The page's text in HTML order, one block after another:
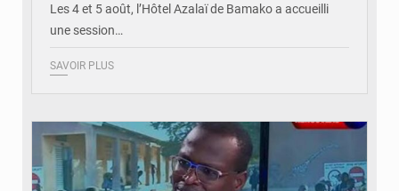
Les 4 et 5 août, l’Hôtel Azalaï de Bamako a accueilli
une session…
SAVOIR PLUS
© Internet